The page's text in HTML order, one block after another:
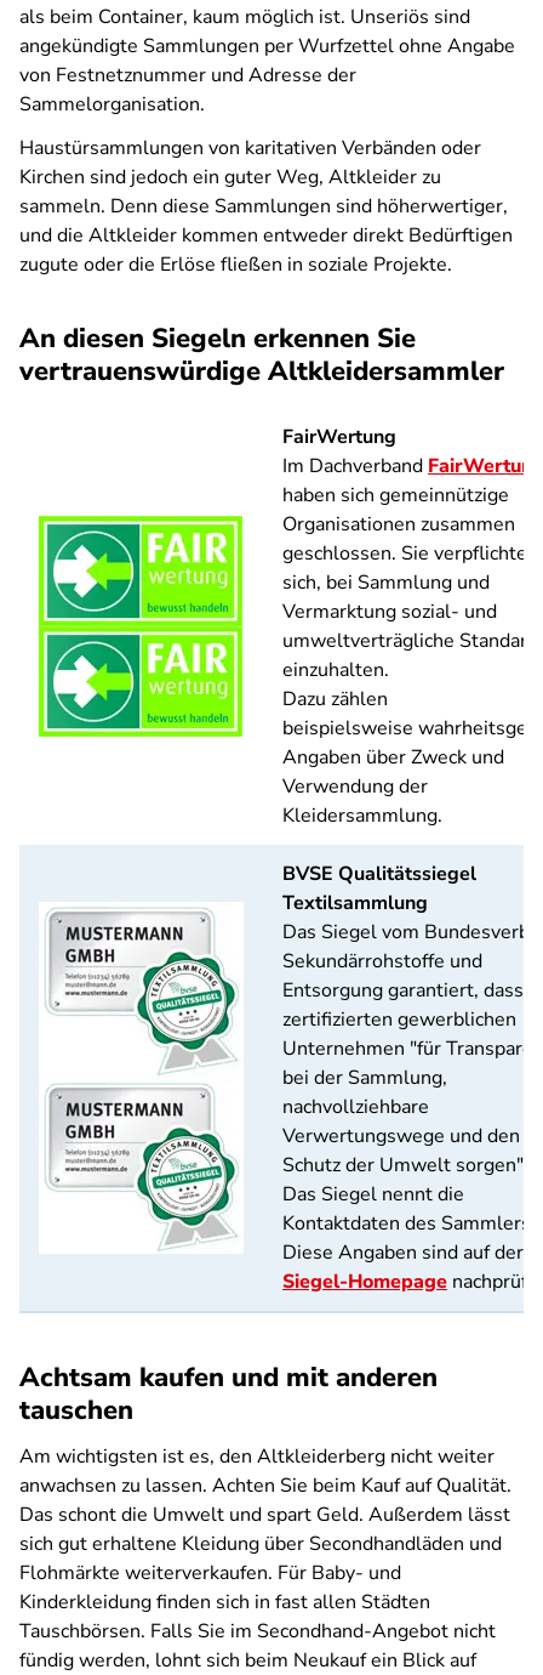
als beim Container, kaum möglich ist. Unseriös sind
angekündigte Sammlungen per Wurfzettel ohne Angabe
von Festnetznummer und Adresse der
Sammelorganisation.
Haustürsammlungen von karitativen Verbänden oder
Kirchen sind jedoch ein guter Weg, Altkleider zu
sammeln. Denn diese Sammlungen sind höherwertiger,
und die Altkleider kommen entweder direkt Bedürftigen
zugute oder die Erlöse fließen in soziale Projekte.
An diesen Siegeln erkennen Sie
vertrauenswürdige Altkleidersammler
FairWertung
Im Dachverband
haben sich gemeinnützige
Organisationen zusammen
geschlossen. Sie verpflichten
sich, bei Sammlung und
Vermarktung sozial- und
umweltverträgliche
einzuhalten.
Dazu zählen
beispielsweise
Angaben über Zweck und
Verwendung der
Kleidersammlung.
BVSE Qualitätssiegel
Textilsammlung
Das Siegel vom
Sekundärrohstoffe und
Entsorgung garantiert, dass
zertifizierten gewerblichen
Unternehmen "für
bei der Sammlung,
nachvollziehbare
Verwertungswege und den
Schutz der Umwelt sorgen".
Das Siegel nennt die
Kontaktdaten des Sammlers.
Diese Angaben sind auf der
Siegel-Homepage
Achtsam kaufen und mit anderen
tauschen
Am wichtigsten ist es, den Altkleiderberg nicht weiter
anwachsen zu lassen. Achten Sie beim Kauf auf Qualität.
Das schont die Umwelt und spart Geld. Außerdem lässt
sich gut erhaltene Kleidung über Secondhandläden und
Flohmärkte weiterverkaufen. Für Baby- und
Kinderkleidung finden sich in fast allen Städten
Tauschbörsen. Falls Sie im Secondhand-Angebot nicht
fündig werden, lohnt sich beim Neukauf ein Blick auf